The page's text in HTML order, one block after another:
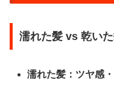
濡れた髪 vs 乾い
濡れた髪 ：ツヤ感